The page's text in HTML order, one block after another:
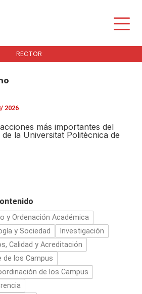
RECTOR
2026
más importantes del
la Universitat Politècnica de
y Ordenación Académica
y Sociedad
Investigación
Calidad y Acreditación
de los Campus
de los Campus